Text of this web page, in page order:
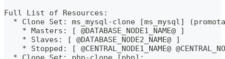
Full List of Resources:
* Clone Set: ms_mysql-clone [ms_mysql]
    * Masters: [ @DATABASE_NODE1_NAME@ ]
    * Slaves: [ @DATABASE_NODE2_NAME@ ]
* Stopped: [ @CENTRAL_NODE1_NAME@